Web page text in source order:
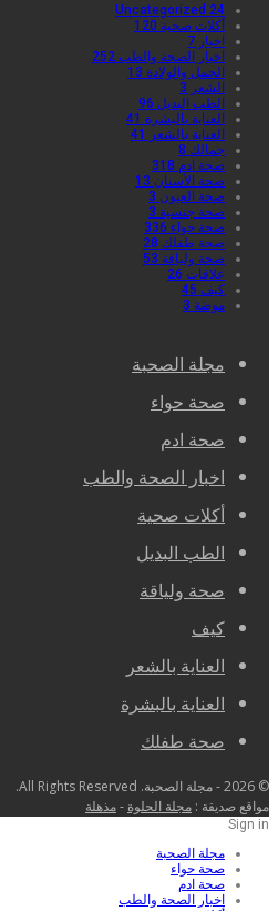
Uncategorized 24
أكلات صحية 120
اخبار 7
اخبار الصحة والطب 252
الحمل والولادة 13
الشعر 3
الطب البديل 96
العناية بالبشرة 41
العناية بالشعر
41
جمالك 8
صحة ادم 318
صحة الأسنان 13
صحة العيون 3
صحة جنسية 3
صحة حواء 336
صحة طفلك 28
صحة ولياقة 53
علاقات 26
كيف 45
موضة 3
مجلة الصحبة
صحة حواء
صحة ادم
اخبار الصحة والطب
أكلات صحية
الطب البديل
صحة ولياقة
كيف
العناية بالشعر
العناية بالبشرة
صحة طفلك
© 2026 - مجلة الصحبة. All Rights Reserved.
مواقع صديقة : مجلة الحلوة -مذهلة
Sign in
مجلة الصحبة
صحة حواء
صحة ادم
اخبار الصحة والطب